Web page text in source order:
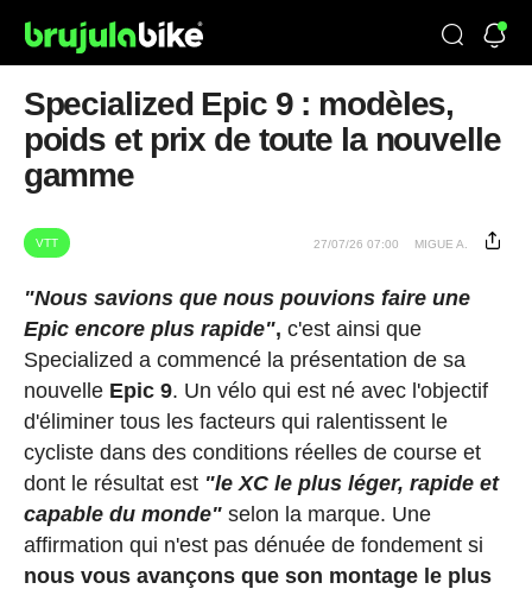
Specialized Epic 9 : modèles,
poids et prix de toute la nouvelle
gamme
VTT 27/07/26 07:00 MIGUE A.
"Nous savions que nous pouvions faire une
Epic encore plus rapide", c'est ainsi que
Specialized a commencé la présentation de sa
nouvelle Epic 9. Un vélo qui est né avec l'objectif
d'éliminer tous les facteurs qui ralentissent le
cycliste dans des conditions réelles de course et
dont le résultat est "le XC le plus léger, rapide et
capable du monde" selon la marque. Une
affirmation qui n'est pas dénuée de fondement si
nous vous avançons que son montage le plus